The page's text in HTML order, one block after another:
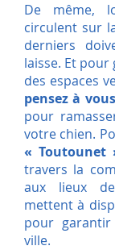
De même,
circulent sur
derniers
laisse. Et
des espaces
pensez à
pour
votre chien.
« Toutounet
travers la
aux lieux
mettent à
pour
ville.